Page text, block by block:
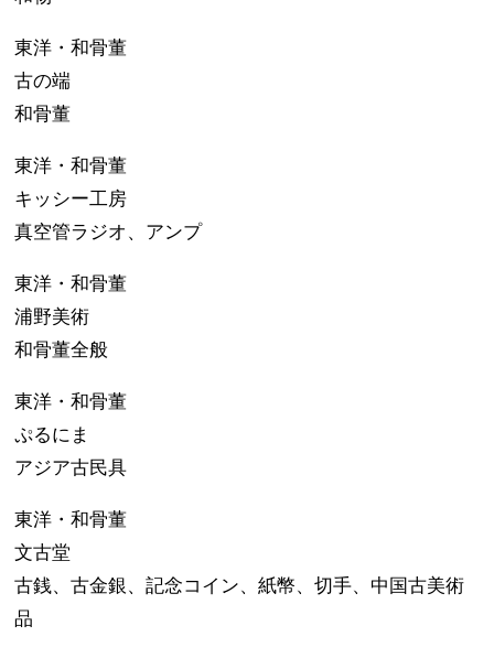
東洋・和骨董
古の端
和骨董
東洋・和骨董
キッシー工房
真空管ラジオ、アンプ
東洋・和骨董
浦野美術
和骨董全般
東洋・和骨董
ぷるにま
アジア古民具
東洋・和骨董
文古堂
古銭、古金銀、記念コイン、紙幣、切手、中国古美術
品